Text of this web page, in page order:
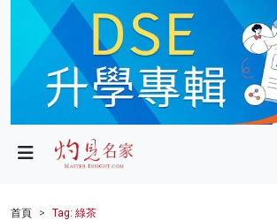
政局
財經
首頁 Tag: 綠茶